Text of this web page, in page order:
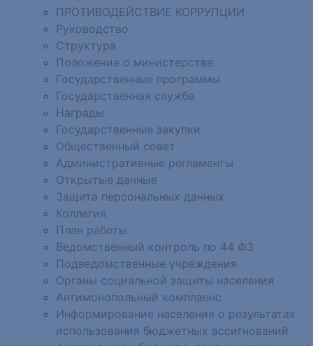
ПРОТИВОДЕЙСТВИЕ КОРРУПЦИИ
Руководство
Структура
Положение о министерстве
Государственные программы
Государственная служба
Награды
Государственные закупки
Общественный совет
Административные регламенты
Открытые данные
Защита персональных данных
Коллегия
План работы
Ведомственный контроль по 44 ФЗ
Подведомственные учреждения
Органы социальной защиты населения
Антимонопольный комплаенс
Информирование населения о результатах
использования бюджетных ассигнований